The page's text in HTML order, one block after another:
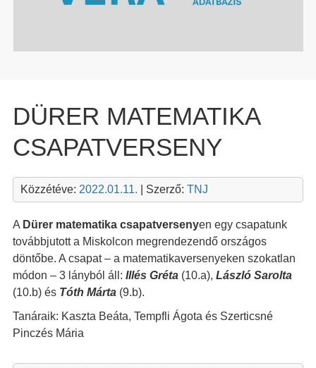
DÜRER MATEMATIKA
CSAPATVERSENY
Közzétéve: 2022.01.11. | Szerző: TNJ
A Dürer matematika csapatversenyen egy csapatunk
továbbjutott a Miskolcon megrendezendő országos
döntőbe. A csapat – a matematikaversenyeken szokatlan
módon – 3 lányból áll: Illés Gréta(10.a), László Sarolta
(10.b) és Tóth Márta(9.b).
Tanáraik: Kaszta Beáta, Tempfli Ágota és Szerticsné
Pinczés Mária